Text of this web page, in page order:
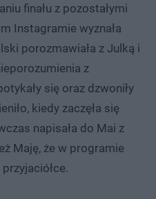
finału z pozostałymi
Instagramie wyznała
porozmawiała z Julką i
z
się oraz dzwoniły
kiedy zaczęła się
napisała do Mai z
Maję, że w programie